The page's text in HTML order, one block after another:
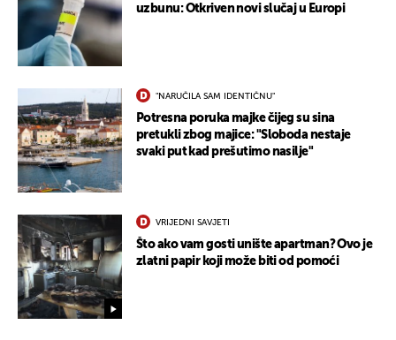
uzbunu: Otkriven novi slučaj u Europi
"NARUČILA SAM IDENTIČNU"
Potresna poruka majke čijeg su sina
pretukli zbog majice: "Sloboda nestaje
svaki put kad prešutimo nasilje"
VRIJEDNI SAVJETI
Što ako vam gosti unište apartman? Ovo je
zlatni papir koji može biti od pomoći
UKLJUČITE NOTIFIKACIJE